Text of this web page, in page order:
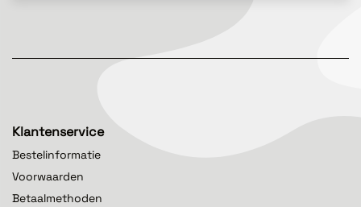
Klantenservice
Bestelinformatie
Voorwaarden
Betaalmethoden